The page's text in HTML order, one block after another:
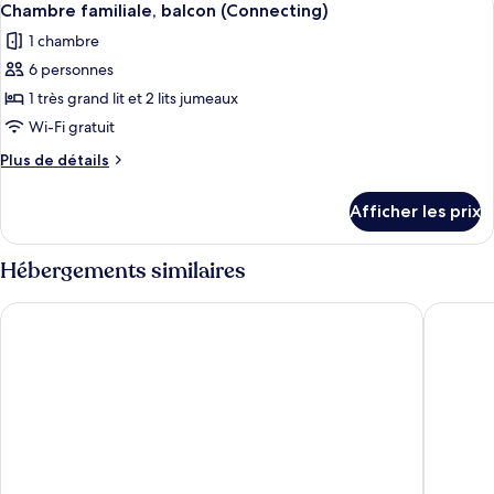
balcon
(Suite)
balcon
toutes
les
photos
pour
ce
type
de
Chambre
familiale,
balcon
(Connecting)
5
Chambre familiale, balcon (Connecting)
1 chambre
6 personnes
1 très grand lit et 2 lits jumeaux
Wi-Fi gratuit
Plus de détails
Plus
Chambre
familiale,
balcon
Afficher les prix
Hébergements similaires
Celina of The Sea Cruise Peony